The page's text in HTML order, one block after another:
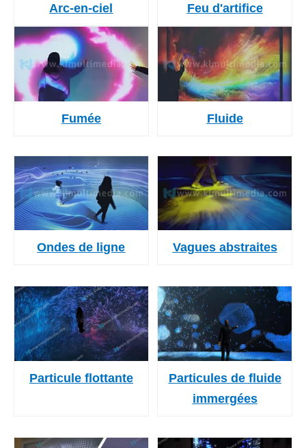
Arc-en-ciel Feu d'artifice
Fumée Fluide
Ondes de ligne Vagues abstraites
Particule flottante
Particules de fluide
immergées